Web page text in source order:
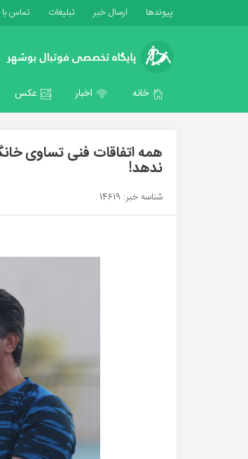
پیوندها ارسال خبر تبلیغات تماس با
خانه اخبار عکس
همه اتفاقات فنی تساوی
ندهد!
شناسه خبر: 14619